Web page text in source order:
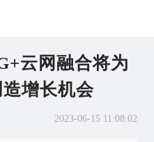
云网融合将为
增长机会
2023-06-15 11:08:02